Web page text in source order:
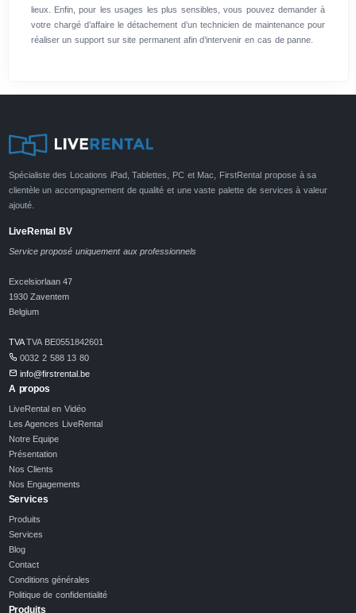
lieux. Enfin, pour les usages les plus sensibles, vous pouvez demander à
votre chargé d’affaire le détachement d’un technicien de maintenance pour
réaliser un support sur site permanent afin d’intervenir en cas de panne.
Spécialiste des Locations iPad, Tablettes, PC et Mac, FirstRental propose à sa
clientèle un accompagnement de qualité et une vaste palette de services à valeur
ajouté.
LiveRental BV
Service proposé uniquement aux professionnels
Excelsiorlaan 47
1930 Zaventem
Belgium
TVATVA BE0551842601
0032 2 588 13 80
info@firstrental.be
A propos
LiveRental en Vidéo
Les Agences LiveRental
Notre Equipe
Présentation
Nos Clients
Nos Engagements
Services
Produits
Services
Blog
Contact
Conditions générales
Politique de confidentialité
Produits